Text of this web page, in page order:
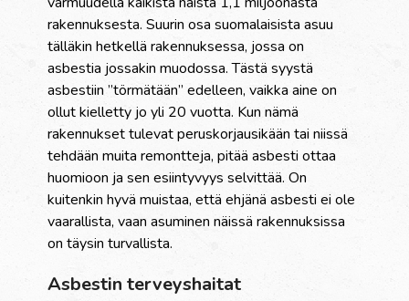
rakennuksesta. Suurin osa suomalaisista asuu
tälläkin hetkellä rakennuksessa, jossa on
asbestia jossakin muodossa. Tästä syystä
asbestiin ”törmätään” edelleen, vaikka aine on
ollut kielletty jo yli 20 vuotta. Kun nämä
rakennukset tulevat peruskorjausikään tai niissä
tehdään muita remontteja, pitää asbesti ottaa
huomioon ja sen esiintyvyys selvittää. On
kuitenkin hyvä muistaa, että ehjänä asbesti ei ole
vaarallista, vaan asuminen näissä rakennuksissa
on täysin turvallista.
Asbestin terveyshaitat